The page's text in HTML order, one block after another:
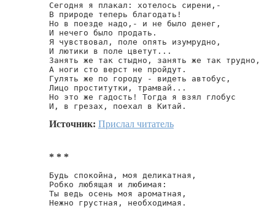
Сегодня я плакал: хотелось сирени,-
В природе теперь благодать!
Но в поезде надо,- и не было денег,
И нечего было продать.
Я чувствовал, поле опять изумрудно,
И лютики в поле цветут...
Занять же так стыдно, занять же так трудно,
А ноги сто верст не пройдут.
Гулять же по городу - видеть автобус,
Лицо проститутки, трамвай...
Но это же гадость! Тогда я взял глобус
И, в грезах, поехал в Китай.
Источник: Прислал читатель
* * *
Будь спокойна, моя деликатная,
Робко любящая и любимая:
Ты ведь осень моя ароматная,
Нежно грустная, необходимая.